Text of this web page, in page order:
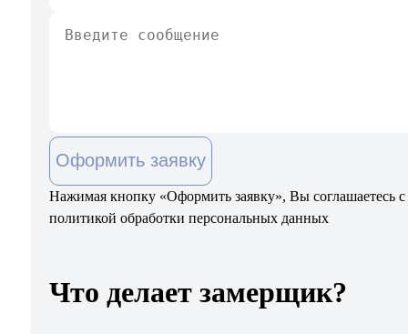
Оформить заявку
Нажимая кнопку «Оформить заявку», Вы соглашаетесь с
политикой обработки персональных данных
Что делает замерщик?